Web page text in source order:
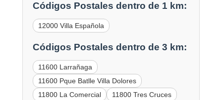
Códigos Postales dentro de 1 km:
12000 Villa Española
Códigos Postales dentro de 3 km:
11600 Larrañaga
11600 Pque Batlle Villa Dolores
11800 La Comercial
11800 Tres Cruces